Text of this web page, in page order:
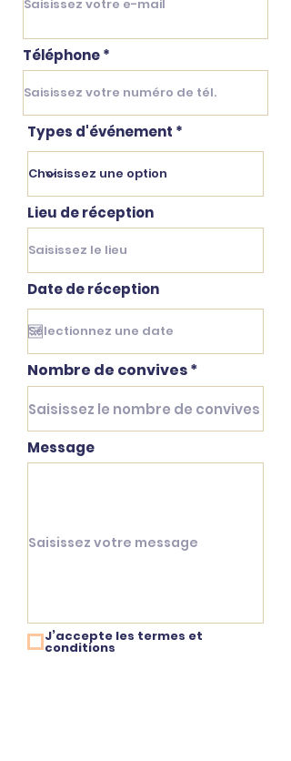
Téléphone
Types d'événement
Lieu de réception
Date de réception
Nombre de convives
Message
J’accepte les termes et
conditions